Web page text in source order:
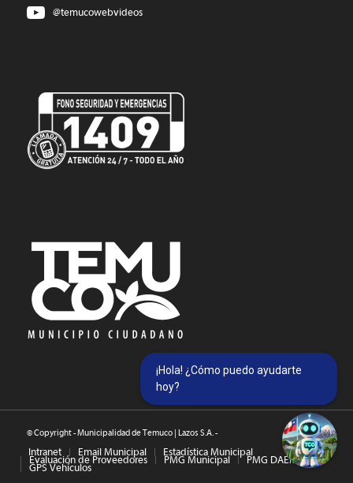
@temucowebvideos
© Copyright - Municipalidad de Temuco | Lazos S.A. -
Intranet Email Municipal Estadística Municipal
Evaluación de Proveedores PMG Municipal PMG DAEM
GPS Vehículos
¡Hola! ¿Cómo puedo ayudarte
hoy?